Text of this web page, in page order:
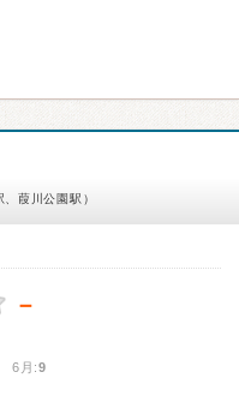
葭川公園駅）
－
月:9